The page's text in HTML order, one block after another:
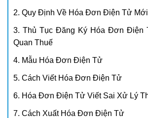
2. Quy Định Về Hóa Đơn Điện Tử
3. Thủ Tục Đăng Ký Hóa Đơn Điện
Quan Thuế
4. Mẫu Hóa Đơn Điện Tử
5. Cách Viết Hóa Đơn Điện Tử
6. Hóa Đơn Điện Tử Viết Sai Xử Lý
7. Cách Xuất Hóa Đơn Điện Tử